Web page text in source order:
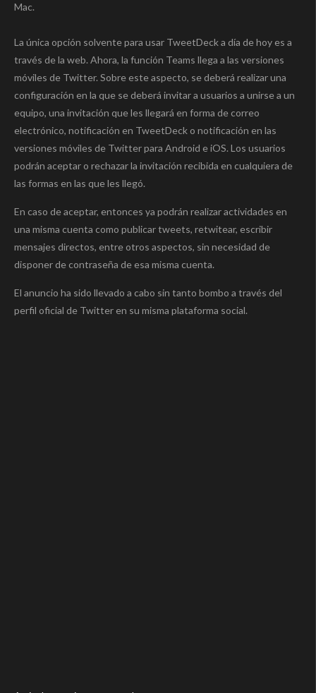
Mac.
La única opción solvente para usar TweetDeck a día de hoy es a
través de la web. Ahora, la función Teams llega a las versiones
móviles de Twitter. Sobre este aspecto, se deberá realizar una
configuración en la que se deberá invitar a usuarios a unirse a un
equipo, una invitación que les llegará en forma de correo
electrónico, notificación en TweetDeck o notificación en las
versiones móviles de Twitter para Android e iOS. Los usuarios
podrán aceptar o rechazar la invitación recibida en cualquiera de
las formas en las que les llegó.
En caso de aceptar, entonces ya podrán realizar actividades en
una misma cuenta como publicar tweets, retwitear, escribir
mensajes directos, entre otros aspectos, sin necesidad de
disponer de contraseña de esa misma cuenta.
El anuncio ha sido llevado a cabo sin tanto bombo a través del
perfil oficial de Twitter en su misma plataforma social.